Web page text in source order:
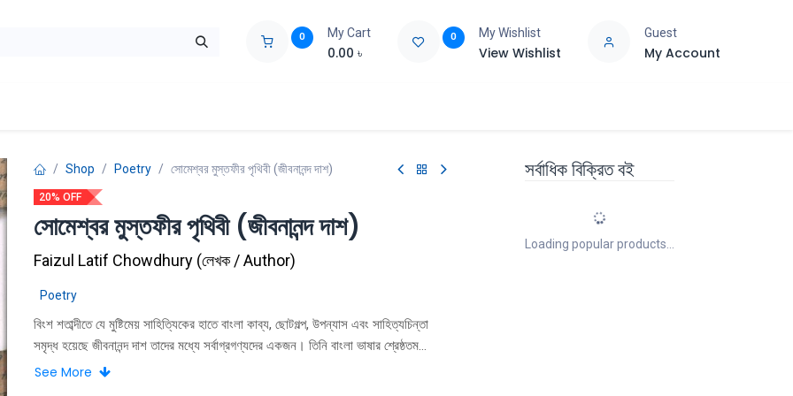
0 My Cart
0.00 ৳
0 My Wishlist
View Wishlist
Guest
My Account
Shop Poetry সোমেশ্বর মুস্তফীর পৃথিবী (জীবনানন্দ দাশ)
20% OFF
সোমেশ্বর মুস্তফীর পৃথিবী (জীবনানন্দ দাশ)
Faizul Latif Chowdhury(লেখক / Author)
Poetry
বিংশ শতাব্দীতে যে মুষ্টিমেয় সাহিত্যিকের হাতে বাংলা কাব্য, ছোটগল্প, উপন্যাস এবং সাহিত্যচিন্তা
সমৃদ্ধ হয়েছে জীবনানন্দ দাশ তাদের মধ্যে সর্বাগ্রগণ্যদের একজন। তিনি বাংলা ভাষার শ্রেষ্ঠতম
আধুনিক কবি। তাঁর কাব্যভাস্কর্য আমাদের কাছে পরম বিস্ময়। যদি এক শত বা ততোধিক পঙ্ক্তির
See More
সর্বাধিক বিক্রিত বই
Loading popular products...